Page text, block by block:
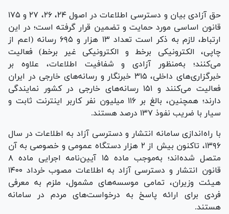
حق آزادی بیان و دسترسی اطلاعات در اصول ۲۴، ۲۶، ۲۷ و ۱۷۵
قانون اساسی مورد حمایت و تضمین قرار گرفته است؛ در این
ارتباط، لازم به ذکر است تعداد ۱۳ هزار و ۶۹۵ رسانه (اعم از
چاپی، الکترونیکی برخط و الکترونیکی غیر برخط) فعالیت
می‌کنند؛ به‌منظور آزادی و شفافیت اطلاعات، علاوه بر
خبرگزاری‌های داخلی، ۳۱۵ خبرنگار و رسانه‌های خارجی در ایران
فعالیت می‌کنند و ۱۵۱ رسانه‌های خارجی در کشور نمایندگی
دارند؛ همچنین، بالغ بر ۱۱۶ میلیون نفر کاربر اینترنت ثابت و
سیار با ضریب نفوذ ۱۳۷ درصد هستند.
با راه‌اندازی سامانه انتشار و دسترسی آزاد به اطلاعات در سال
۱۳۹۶، تاکنون بیش از ۲ هزار دستگاه عمومی و خصوصی به آن
متصل شده‌اند؛ به‌موجب ماده ۱۵ آیین‌نامه اجرایی ماده ۸
قانون انتشار و دسترسی آزاد به اطلاعات مصوب خرداد ۱۴۰۰
هیئت‌ وزیران، تمامی موسسه‌های مشمول، ملزم به معرفی
فردی برای ارائه پاسخ به درخواست‌های مردم در سامانه
هستند.